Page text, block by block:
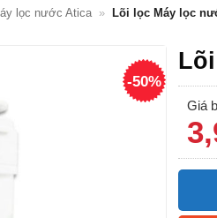
lọc nước Atica » Lõi lọc Máy lọc
-50%
Giá